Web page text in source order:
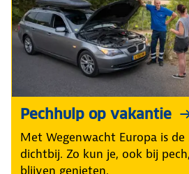
Pechhulp op vakantie
Met Wegenwacht Europa is
dichtbij. Zo kun je, ook bij
blijven genieten.